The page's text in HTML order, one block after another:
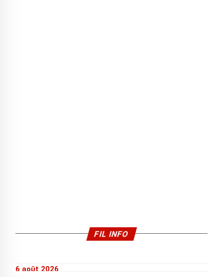
FIL INFO
6 août 2026